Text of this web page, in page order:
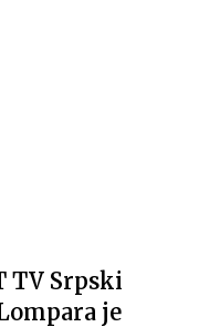
TV Srpski
je